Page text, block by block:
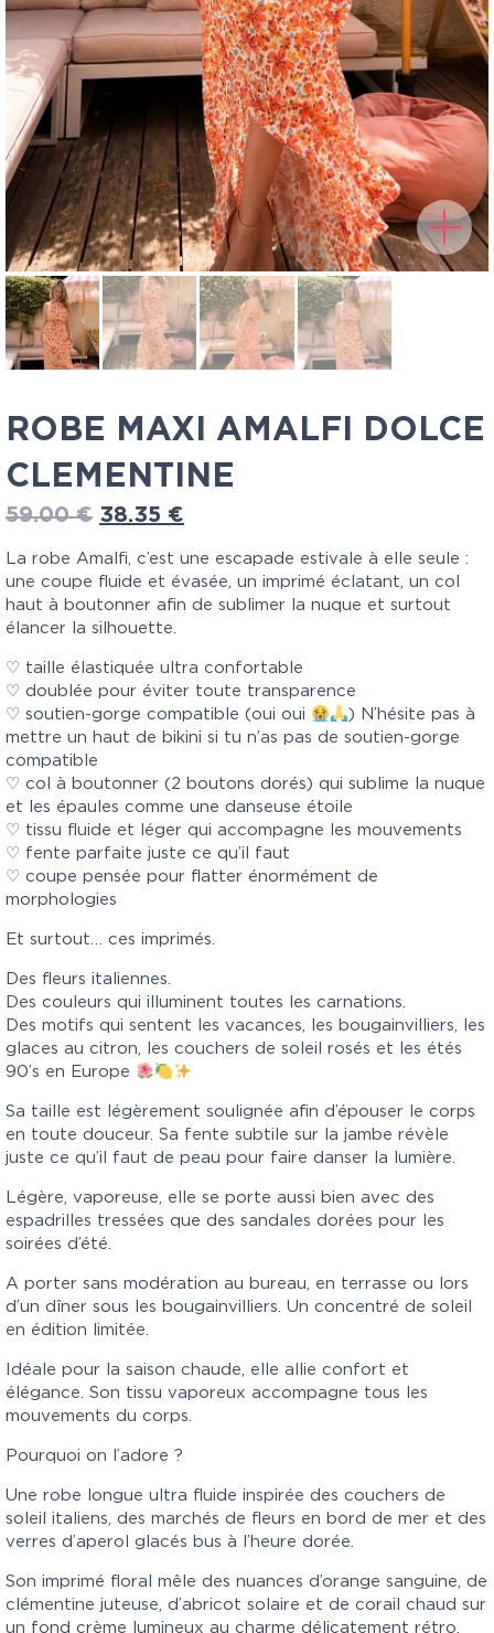
ROBE MAXI AMALFI DOLCE
CLEMENTINE
59.00€ 38.35 €
La robe Amalfi, c’est une escapade estivale à elle seule :
une coupe fluide et évasée, un imprimé éclatant, un col
haut à boutonner afin de sublimer la nuque et surtout
élancer la silhouette.
♡ taille élastiquée ultra confortable
♡ doublée pour éviter toute transparence
♡ soutien-gorge compatible (oui oui
) N’hésite pas à
mettre un haut de bikini si tu n’as pas de soutien-gorge
compatible
♡ col à boutonner (2 boutons dorés) qui sublime la nuque
et les épaules comme une danseuse étoile
♡ tissu fluide et léger qui accompagne les mouvements
♡ fente parfaite juste ce qu’il faut
♡ coupe pensée pour flatter énormément de
morphologies
Et surtout… ces imprimés.
Des fleurs italiennes.
Des couleurs qui illuminent toutes les carnations.
Des motifs qui sentent les vacances, les bougainvilliers, les
glaces au citron, les couchers de soleil rosés et les étés
90’s en Europe
Sa taille est légèrement soulignée afin d’épouser le corps
en toute douceur. Sa fente subtile sur la jambe révèle
juste ce qu’il faut de peau pour faire danser la lumière.
Légère, vaporeuse, elle se porte aussi bien avec des
espadrilles tressées que des sandales dorées pour les
soirées d’été.
A porter sans modération au bureau, en terrasse ou lors
d’un dîner sous les bougainvilliers. Un concentré de soleil
en édition limitée.
Idéale pour la saison chaude, elle allie confort et
élégance. Son tissu vaporeux accompagne tous les
mouvements du corps.
Pourquoi on l’adore ?
Une robe longue ultra fluide inspirée des couchers de
soleil italiens, des marchés de fleurs en bord de mer et des
verres d’aperol glacés bus à l’heure dorée.
Son imprimé floral mêle des nuances d’orange sanguine, de
clémentine juteuse, d’abricot solaire et de corail chaud sur
un fond crème lumineux au charme délicatement rétro.